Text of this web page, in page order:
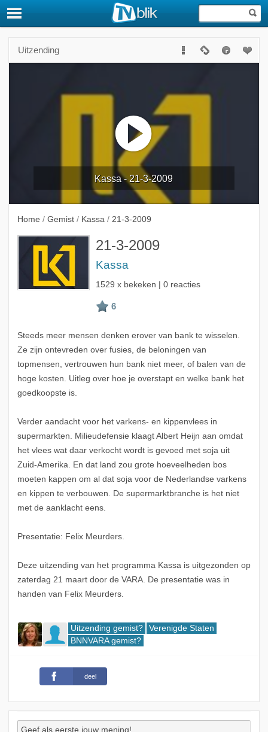
Uitzending
Kassa - 21-3-2009
Home / Gemist / Kassa / 21-3-2009
21-3-2009
Kassa
1529 x bekeken | 0 reacties
Steeds meer mensen denken erover van bank te wisselen.
Ze zijn ontevreden over fusies, de beloningen van
topmensen, vertrouwen hun bank niet meer, of balen van de
hoge kosten. Uitleg over hoe je overstapt en welke bank het
goedkoopste is.
Verder aandacht voor het varkens- en kippenvlees in
supermarkten. Milieudefensie klaagt Albert Heijn aan omdat
het vlees wat daar verkocht wordt is gevoed met soja uit
Zuid-Amerika. En dat land zou grote hoeveelheden bos
moeten kappen om al dat soja voor de Nederlandse varkens
en kippen te verbouwen. De supermarktbranche is het niet
met de aanklacht eens.
Presentatie: Felix Meurders.
Deze uitzending van het programma Kassa is uitgezonden op
zaterdag 21 maart door de VARA. De presentatie was in
handen van Felix Meurders.
Uitzending gemist?
Verenigde Staten
BNNVARA gemist?
deel